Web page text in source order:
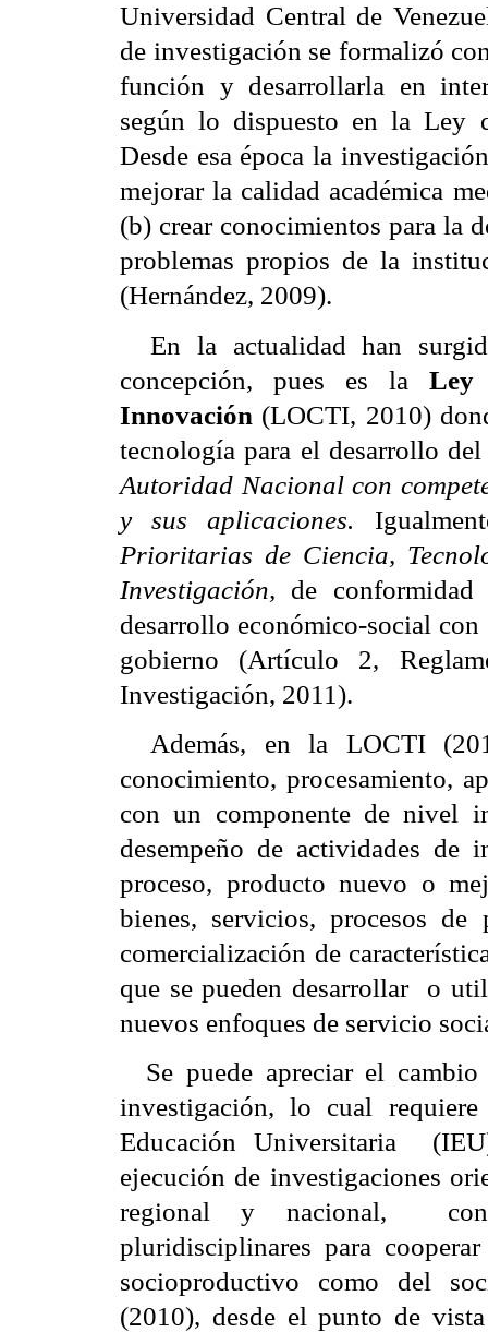
Universidad Central de
de investigación se formalizó
función y desarrollarla en
según lo dispuesto en la Ley
Desde esa época la
mejorar la calidad académica
(b) crear conocimientos para la
problemas propios de la
(Hernández, 2009).
En la actualidad han
concepción, pues es la Ley
Innovación (LOCTI, 2010)
tecnología para el desarrollo
Autoridad Nacional con
y sus aplicaciones.
Prioritarias de Ciencia,
Investigación, de
desarrollo económico-social con
gobierno (Artículo 2,
Investigación, 2011).
Además, en la LOCTI
conocimiento, procesamiento,
con un componente de nivel
desempeño de actividades de
proceso, producto nuevo o
bienes, servicios, procesos
comercialización de
que se pueden desarrollar
o
nuevos enfoques de servicio
Se puede apreciar el
investigación, lo cual
Educación Universitaria
ejecución de investigaciones
regional y nacional,
pluridisciplinares para
socioproductivo como del
(2010), desde el punto de